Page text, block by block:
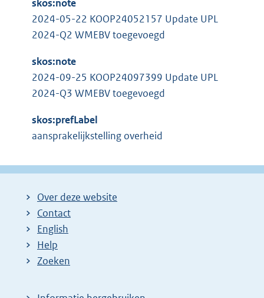
skos:note
2024-05-22 KOOP24052157 Update UPL
2024-Q2 WMEBV toegevoegd
skos:note
2024-09-25 KOOP24097399 Update UPL
2024-Q3 WMEBV toegevoegd
skos:prefLabel
aansprakelijkstelling overheid
Over deze website
Contact
English
Help
Zoeken